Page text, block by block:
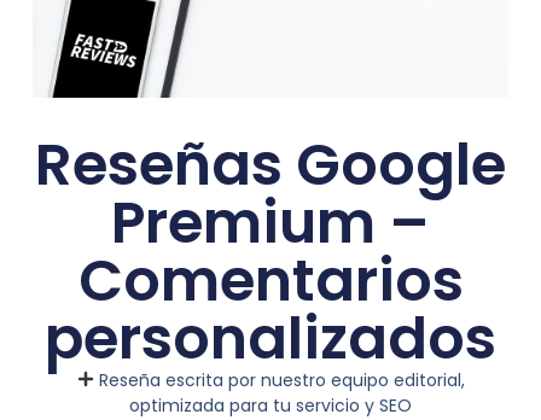
Reseñas Google
Premium –
Comentarios
personalizados
Reseña escrita por nuestro equipo editorial,
optimizada para tu servicio y SEO